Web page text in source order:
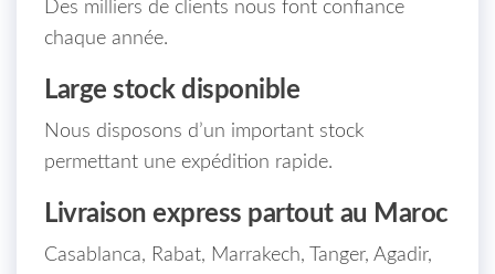
Des milliers de clients nous font confiance
chaque année.
Large stock disponible
Nous disposons d’un important stock
permettant une expédition rapide.
Livraison express partout au Maroc
Casablanca, Rabat, Marrakech, Tanger, Agadir,